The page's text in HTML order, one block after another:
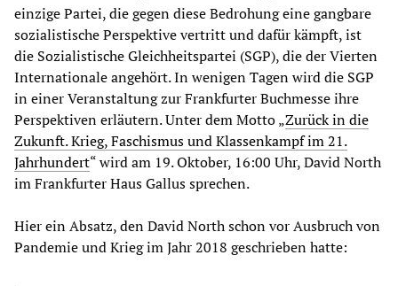
einzige Partei, die gegen diese Bedrohung eine gangbare
sozialistische Perspektive vertritt und dafür kämpft, ist
die Sozialistische Gleichheitspartei (SGP), die der Vierten
Internationale angehört. In wenigen Tagen wird die SGP
in einer Veranstaltung zur Frankfurter Buchmesse ihre
Perspektiven erläutern. Unter dem Motto „Zurück in die
Zukunft. Krieg, Faschismus und Klassenkampf im 21.
Jahrhundert“ wird am 19. Oktober, 16:00 Uhr, David North
im Frankfurter Haus Gallus sprechen.
Hier ein Absatz, den David North schon vor Ausbruch von
Pandemie und Krieg im Jahr 2018 geschrieben hatte: